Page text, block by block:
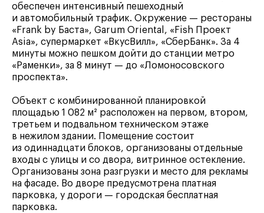
обеспечен интенсивный пешеходный
и автомобильный трафик. Окружение — рестораны
«Frank by Баста», Garum Oriental, «Fish Проект
Asia», супермаркет «ВкусВилл», «СберБанк». За 4
минуты можно пешком дойти до станции метро
«Раменки», за 8 минут — до «Ломоносовского
проспекта».
Объект с комбинированной планировкой
площадью 1 082 м² расположен на первом, втором,
третьем и подвальном техническом этаже
в нежилом здании. Помещение состоит
из одиннадцати блоков, организованы отдельные
входы с улицы и со двора, витринное остекление.
Организованы зона разгрузки и место для рекламы
на фасаде. Во дворе предусмотрена платная
парковка, у дороги — городская бесплатная
парковка.